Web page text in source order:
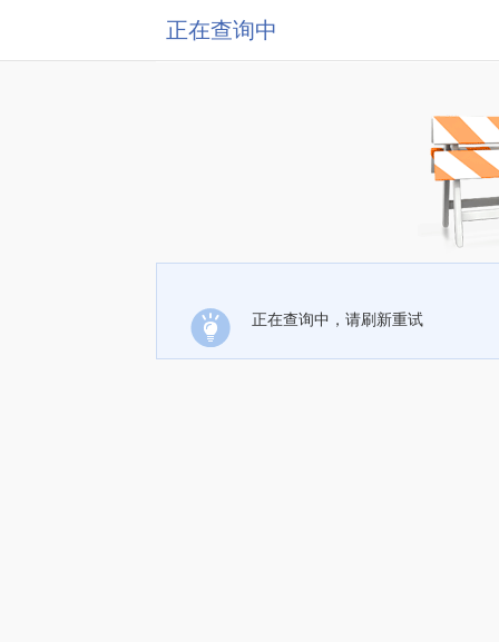
正在查询中
正在查询中，请刷新重试